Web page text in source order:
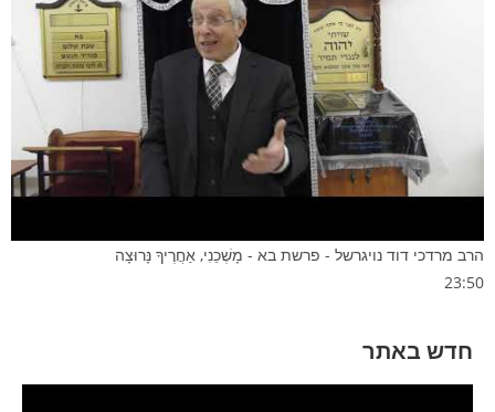
הרב מרדכי דוד נויגרשל - פרשת בא - מָשְׁכֵנִי, אַחֲרֶיךָ נָּרוּצָה
23:50
חדש באתר